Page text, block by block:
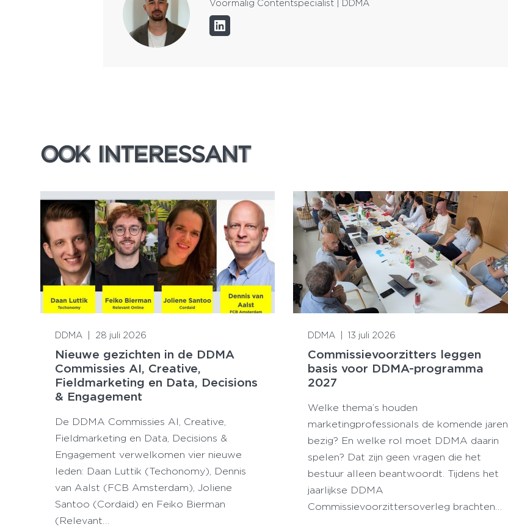
Voormalig Contentspecialist | DDMA
OOK INTERESSANT
OOK INTERESSANT
DDMA 28 juli 2026
Nieuwe gezichten in de DDMA
Commissies AI, Creative,
Fieldmarketing en Data, Decisions
& Engagement
De DDMA Commissies AI, Creative,
Fieldmarketing en Data, Decisions &
Engagement verwelkomen vier nieuwe
leden: Daan Luttik (Techonomy), Dennis
van Aalst (FCB Amsterdam), Joliene
Santoo (Cordaid) en Feiko Bierman
(Relevant…
DDMA 13 juli 2026
Commissievoorzitters leggen
basis voor DDMA-programma
2027
Welke thema’s houden
marketingprofessionals de komende jaren
bezig? En welke rol moet DDMA daarin
spelen? Dat zijn geen vragen die het
bestuur alleen beantwoordt. Tijdens het
jaarlijkse DDMA
Commissievoorzittersoverleg brachten…